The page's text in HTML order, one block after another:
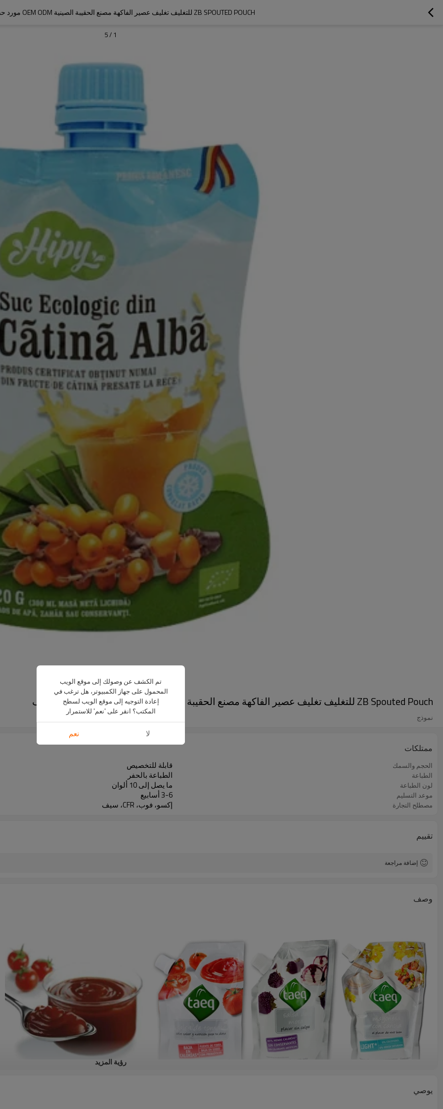
ZB SPOUTED POUCH للتغليف تغليف عصير الفاكهة مصنع الحقيبة الصينية OEM ODM مورد حقيبة التغليف
1
/
5
ZB Spouted Pouch للتغليف تغليف عصير الفاكهة مصنع الحقيبة الصينية OEM ODM مورد حقيبة التغليف
نموذج
ممتلكات
الحجم والسمك قابلة للتخصيص
الطباعة الطباعة بالحفر
لون الطباعة ما يصل إلى 10 ألوان
موعد التسليم 3-6 أسابيع
مصطلح التجارة إكسو، فوب، CFR، سيف
تقييم
إضافة مراجعة
وصف
تعبئة السوائل والمشروبات التي تحقق المزيد وتكلف أقل
رؤية المزيد
يوصي
تم الكشف عن وصولك إلى موقع الويب
المحمول على جهاز الكمبيوتر، هل ترغب في
إعادة التوجيه إلى موقع الويب لسطح
المكتب؟ انقر على 'نعم' للاستمرار
لا نعم